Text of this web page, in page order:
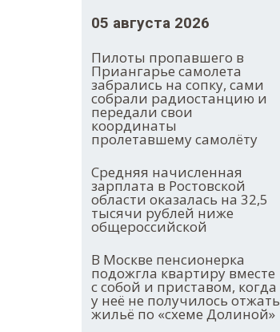
05 августа 2026
Пилоты пропавшего в
Приангарье самолета
забрались на сопку, сами
собрали радиостанцию и
передали свои
координаты
пролетавшему самолёту
Средняя начисленная
зарплата в Ростовской
области оказалась на 32,5
тысячи рублей ниже
общероссийской
В Москве пенсионерка
подожгла квартиру вместе
с собой и приставом, когда
у неё не получилось отжать
жильё по «схеме Долиной»